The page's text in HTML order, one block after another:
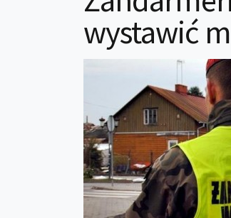
wystawić